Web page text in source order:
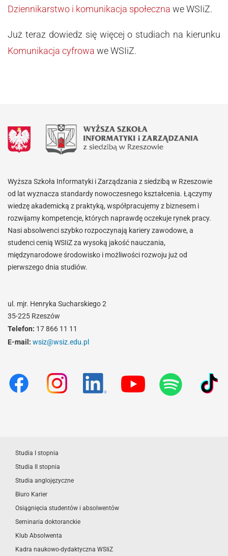
Dziennikarstwo i komunikacja społeczna we WSIiZ.
Już teraz dowiedz się więcej o studiach na kierunku
Komunikacja cyfrowa we WSIiZ.
Wyższa Szkoła Informatyki i Zarządzania z siedzibą w Rzeszowie
od lat wyznacza standardy nowoczesnego kształcenia. Łączymy
wiedzę akademicką z praktyką, współpracujemy z biznesem i
rozwijamy kompetencje, których naprawdę oczekuje rynek pracy.
Nasi absolwenci szybko rozpoczynają kariery zawodowe, a
studenci cenią WSIiZ za wysoką jakość nauczania,
międzynarodowe środowisko i możliwości rozwoju już od
pierwszego dnia studiów.
ul. mjr. Henryka Sucharskiego 2
35-225 Rzeszów
Telefon: 17 866 11 11
E-mail: wsiz@wsiz.edu.pl
Studia I stopnia
Studia II stopnia
Studia anglojęzyczne
Biuro Karier
Osiągnięcia studentów i absolwentów
Seminaria doktoranckie
Klub Absolwenta
Kadra naukowo-dydaktyczna WSIiZ